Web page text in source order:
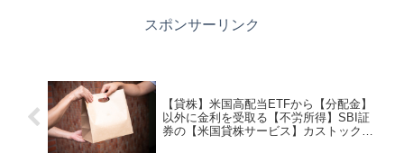
スポンサーリンク
【貸株】米国高配当ETFから【分配金】
以外に金利を受取る【不労所得】SBI証
券の【米国貸株サービス】カストック